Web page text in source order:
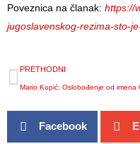
Poveznica na članak: https://
jugoslavenskog-rezima-sto-
PRETHODNI
Mario Kopić: Oslobođenje od imena
Facebook